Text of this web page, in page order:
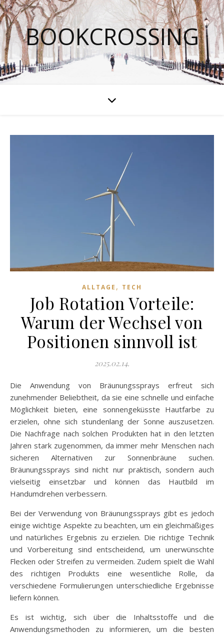
BOOKCROSSING
ALLTAGE , TECH
Job Rotation Vorteile:
Warum der Wechsel von
Positionen sinnvoll ist
2025.02.14.
Die Anwendung von Bräunungssprays erfreut sich
zunehmender Beliebtheit, da sie eine schnelle und einfache
Möglichkeit bieten, eine sonnengeküsste Hautfarbe zu
erzielen, ohne sich stundenlang der Sonne auszusetzen.
Die Nachfrage nach solchen Produkten hat in den letzten
Jahren stark zugenommen, da immer mehr Menschen nach
sicheren Alternativen zur Sonnenbräune suchen.
Bräunungssprays sind nicht nur praktisch, sondern auch
vielseitig einsetzbar und können das Hautbild im
Handumdrehen verbessern.
Bei der Verwendung von Bräunungssprays gibt es jedoch
einige wichtige Aspekte zu beachten, um ein gleichmäßiges
und natürliches Ergebnis zu erzielen. Die richtige Technik
und Vorbereitung sind entscheidend, um unerwünschte
Flecken oder Streifen zu vermeiden. Zudem spielt die Wahl
des richtigen Produkts eine wesentliche Rolle, da
verschiedene Formulierungen unterschiedliche Ergebnisse
liefern können.
Es ist wichtig, sich über die Inhaltsstoffe und die
Anwendungsmethoden zu informieren, um die besten